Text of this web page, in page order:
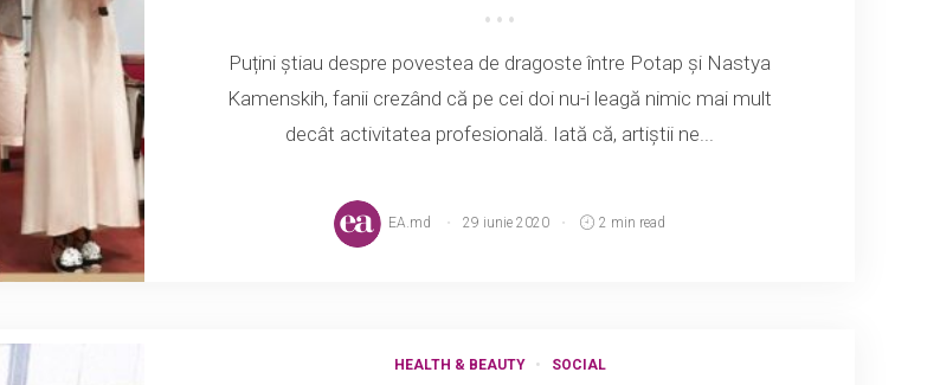
Puțini știau despre povestea de dragoste între Potap și Nastya
Kamenskih, fanii crezând că pe cei doi nu-i leagă nimic mai mult
decât activitatea profesională. Iată că, artiștii ne...
EA.md 29 iunie 2020 2 min read
HEALTH & BEAUTY SOCIAL